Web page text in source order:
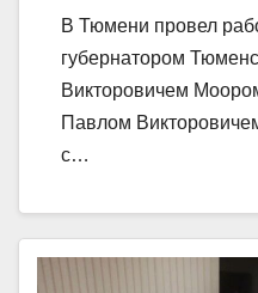
В Тюмени провел
губернатором
Викторовичем
Павлом
с…